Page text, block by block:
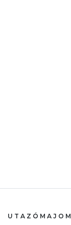
UTAZÓMAJOM